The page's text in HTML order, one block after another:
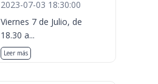
2023-07-03 18:30:00
Viernes 7 de Julio, de
18.30 a...
Leer más